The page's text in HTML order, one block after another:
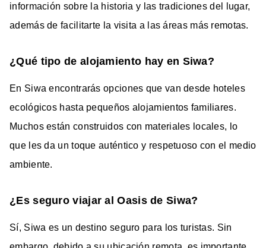
información sobre la historia y las tradiciones del lugar,
además de facilitarte la visita a las áreas más remotas.
¿Qué tipo de alojamiento hay en Siwa?
En Siwa encontrarás opciones que van desde hoteles
ecológicos hasta pequeños alojamientos familiares.
Muchos están construidos con materiales locales, lo
que les da un toque auténtico y respetuoso con el medio
ambiente.
¿Es seguro viajar al Oasis de Siwa?
Sí, Siwa es un destino seguro para los turistas. Sin